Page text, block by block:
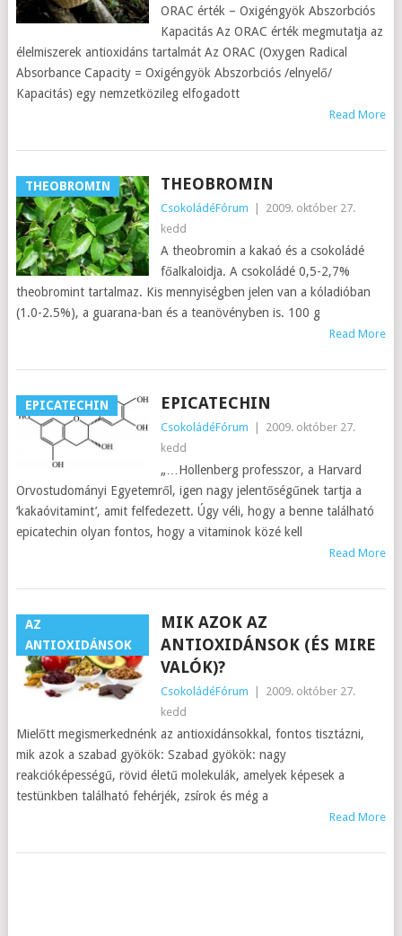
ORAC érték – Oxigéngyök Abszorbciós
Kapacitás Az ORAC érték megmutatja az
élelmiszerek antioxidáns tartalmát Az ORAC (Oxygen Radical
Absorbance Capacity = Oxigéngyök Abszorbciós /elnyelő/
Kapacitás) egy nemzetközileg elfogadott
Read More
THEOBROMIN THEOBROMIN
CsokoládéFórum
2009. október 27.
kedd
A theobromin a kakaó és a csokoládé
főalkaloidja. A csokoládé 0,5-2,7%
theobromint tartalmaz. Kis mennyiségben jelen van a kóladióban
(1.0-2.5%), a guarana-ban és a teanövényben is. 100 g
Read More
EPICATECHIN EPICATECHIN
CsokoládéFórum
2009. október 27.
kedd
„…Hollenberg professzor, a Harvard
Orvostudományi Egyetemről, igen nagy jelentőségűnek tartja a
‘kakaóvitamint’, amit felfedezett. Úgy véli, hogy a benne található
epicatechin olyan fontos, hogy a vitaminok közé kell
Read More
AZ
ANTIOXIDÁNSOK
MIK AZOK AZ
ANTIOXIDÁNSOK (ÉS MIRE
VALÓK)?
CsokoládéFórum
2009. október 27.
kedd
Mielőtt megismerkednénk az antioxidánsokkal, fontos tisztázni,
mik azok a szabad gyökök: Szabad gyökök: nagy
reakcióképességű, rövid életű molekulák, amelyek képesek a
testünkben található fehérjék, zsírok és még a
Read More